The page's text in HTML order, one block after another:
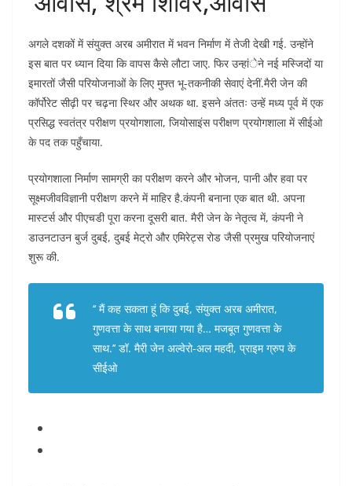
अगले दशकों में संयुक्त अरब अमीरात में भवन निर्माण में तेजी देखी गई. उन्होंने
इस बात पर ध्यान दिया कि वापस कैसे लौटा जाए. फिर उन्हांेने नई मस्जिदों या
इमारतों जैसी परियोजनाओं के लिए मुफ्त भू-तकनीकी सेवाएं देनीं.मैरी जेन की
कॉर्पोरेट सीढ़ी पर चढ़ना स्थिर और अथक था. इसने अंततः उन्हें मध्य पूर्व में एक
प्रसिद्ध स्वतंत्र परीक्षण प्रयोगशाला, जियोसाइंस परीक्षण प्रयोगशाला में सीईओ
के पद तक पहुँचाया.
प्रयोगशाला निर्माण सामग्री का परीक्षण करने और भोजन, पानी और हवा पर
सूक्ष्मजीवविज्ञानी परीक्षण करने में माहिर है.कंपनी बनाना एक बात थी. अपना
मास्टर्स और पीएचडी पूरा करना दूसरी बात. मैरी जेन के नेतृत्व में, कंपनी ने
डाउनटाउन बुर्ज दुबई, दुबई मेट्रो और एमिरेट्स रोड जैसी प्रमुख परियोजनाएं
शुरू की.
‘‘ मैं कह सकता हूं कि दुबई, संयुक्त अरब अमीरात,
गुणवत्ता के साथ बनाया गया है… मजबूत गुणवत्ता के
साथ.’’ डॉ. मैरी जेन अल्वेरो-अल महदी, प्राइम ग्रुप के
सीईओ